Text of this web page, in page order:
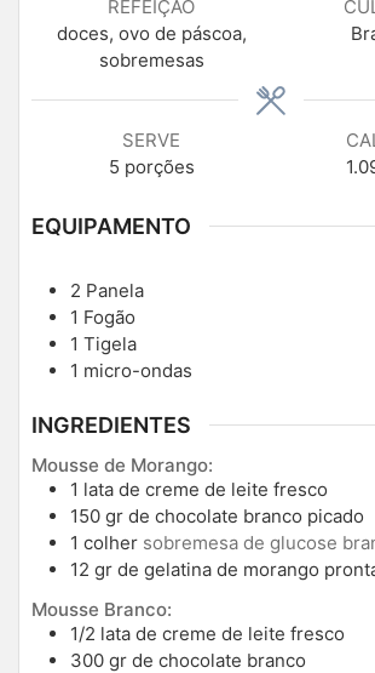
REFEIÇÃO
doces, ovo de páscoa,
sobremesas
SERVE
5 porções
EQUIPAMENTO
2 Panela
1 Fogão
1 Tigela
1 micro-ondas
INGREDIENTES
Mousse de Morango:
1 lata de creme de leite fresco
150 gr de chocolate branco picado
1 colher sobremesa de glucose
12 gr de gelatina de morango
Mousse Branco:
1/2 lata de creme de leite fresco
300 gr de chocolate branco